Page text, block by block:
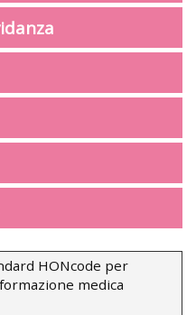
HONcode per
medica